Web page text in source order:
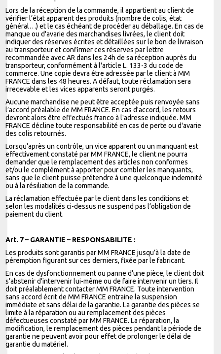
Lors de la réception de la commande, il appartient au client de
vérifier l’état apparent des produits (nombre de colis, état
général…) et le cas échéant de procéder au déballage. En cas de
manque ou d'avarie des marchandises livrées, le client doit
indiquer des réserves écrites et détaillées sur le bon de livraison
au transporteur et confirmer ces réserves par lettre
recommandée avec AR dans les 24h de sa réception auprès du
transporteur, conformément à l'article L. 133-3 du code de
commerce. Une copie devra être adressée par le client à MM
FRANCE dans les 48 heures. A défaut, toute réclamation sera
irrecevable et les vices apparents seront purgés.
Aucune marchandise ne peut être acceptée puis renvoyée sans
l’accord préalable de MM FRANCE. En cas d'accord, les retours
devront alors être effectués franco à l'adresse indiquée. MM
FRANCE décline toute responsabilité en cas de perte ou d'avarie
des colis retournés.
Lorsqu'après un contrôle, un vice apparent ou un manquant est
effectivement constaté par MM FRANCE, le client ne pourra
demander que le remplacement des articles non conformes
et/ou le complément à apporter pour combler les manquants,
sans que le client puisse prétendre à une quelconque indemnité
ou à la résiliation de la commande.
La réclamation effectuée par le client dans les conditions et
selon les modalités ci-dessus ne suspend pas l‘obligation de
paiement du client.
Art. 7 – GARANTIE – RESPONSABILITE :
Les produits sont garantis par MM FRANCE jusqu’à la date de
péremption figurant sur ces derniers, fixée par le fabricant.
En cas de dysfonctionnement ou panne d’une pièce, le client doit
s’abstenir d’intervenir lui-même ou de faire intervenir un tiers. Il
doit préalablement contacter MM FRANCE. Toute intervention
sans accord écrit de MM FRANCE entraine la suspension
immédiate et sans délai de la garantie. La garantie des pièces se
limite à la réparation ou au remplacement des pièces
défectueuses constaté par MM FRANCE. La réparation, la
modification, le remplacement des pièces pendant la période de
garantie ne peuvent avoir pour effet de prolonger le délai de
garantie du matériel.